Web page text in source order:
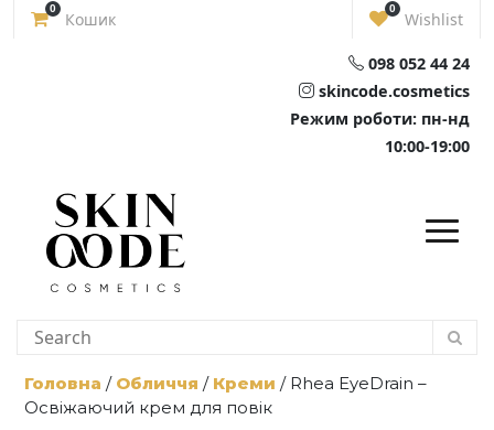
Skip
0
Кошик
0
Wishlist
098 052 44 24
skincode.cosmetics
Режим роботи: пн-нд
10:00-19:00
Головна / Обличчя / Креми / Rhea EyeDrain –
Освіжаючий крем для повік